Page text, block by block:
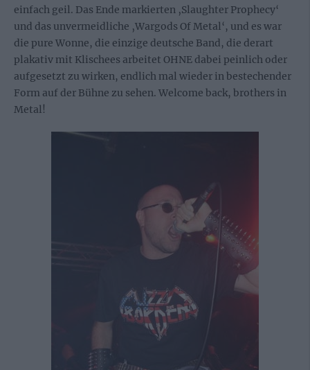
einfach geil. Das Ende markierten ‚Slaughter Prophecy‘
und das unvermeidliche ‚Wargods Of Metal‘, und es war
die pure Wonne, die einzige deutsche Band, die derart
plakativ mit Klischees arbeitet OHNE dabei peinlich oder
aufgesetzt zu wirken, endlich mal wieder in bestechender
Form auf der Bühne zu sehen. Welcome back, brothers in
Metal!